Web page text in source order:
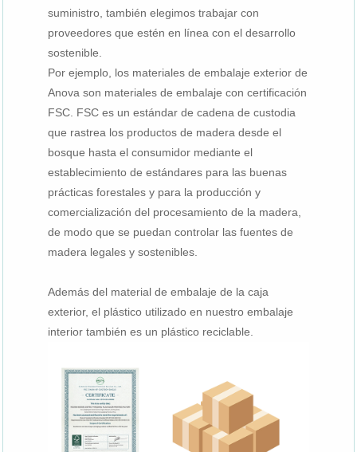
suministro, también elegimos trabajar con
proveedores que estén en línea con el desarrollo
sostenible.
Por ejemplo, los materiales de embalaje exterior de
Anova son materiales de embalaje con certificación
FSC. FSC es un estándar de cadena de custodia
que rastrea los productos de madera desde el
bosque hasta el consumidor mediante el
establecimiento de estándares para las buenas
prácticas forestales y para la producción y
comercialización del procesamiento de la madera,
de modo que se puedan controlar las fuentes de
madera legales y sostenibles.
Además del material de embalaje de la caja
exterior, el plástico utilizado en nuestro embalaje
interior también es un plástico reciclable.